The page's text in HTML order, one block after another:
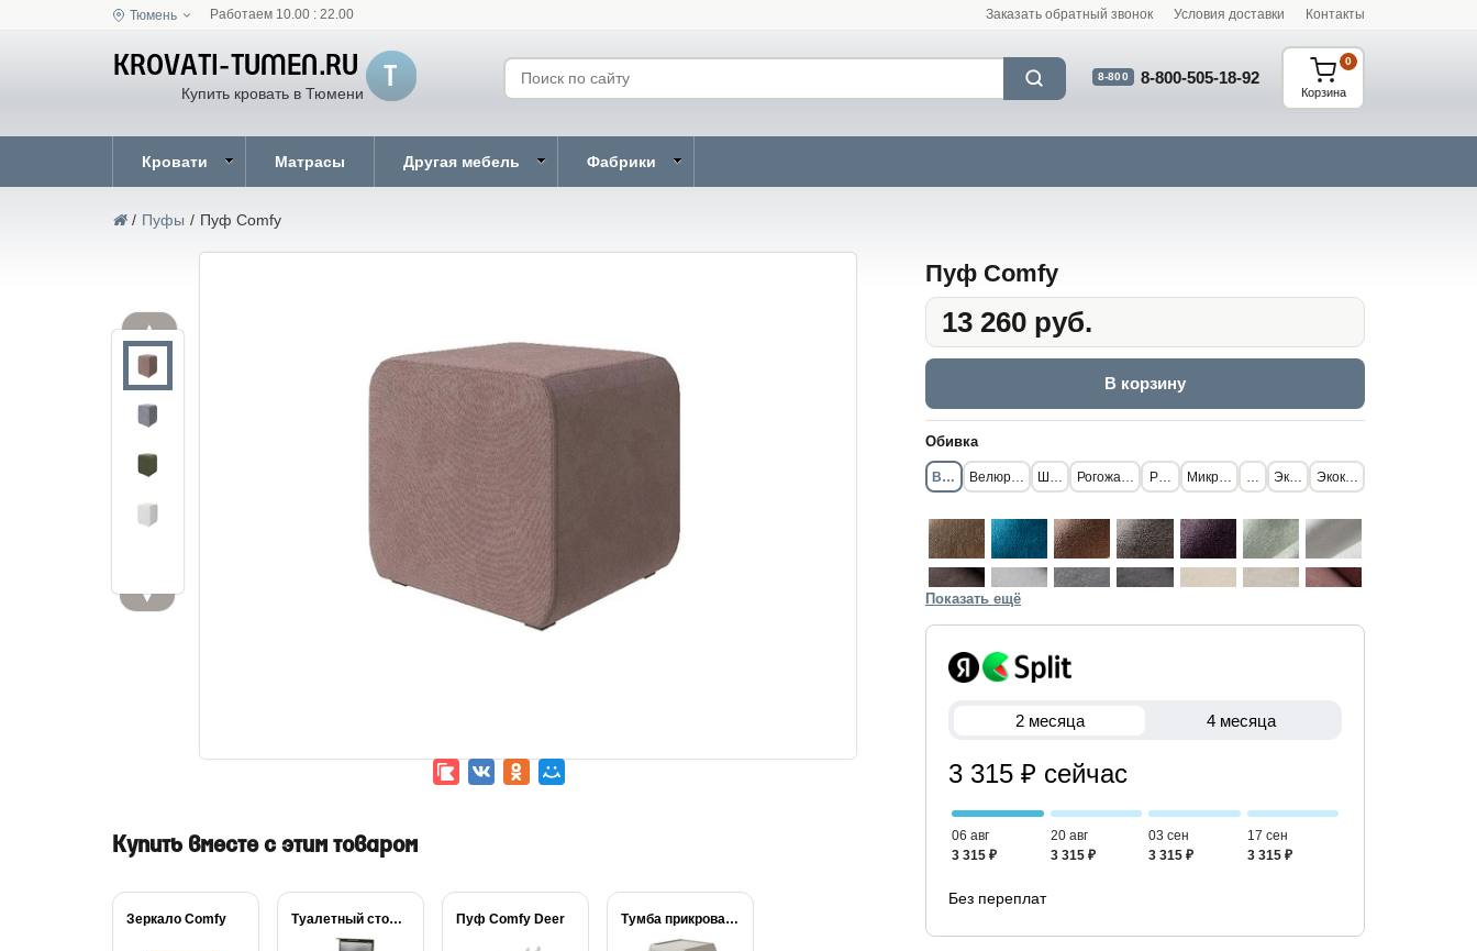
Тюмень Работаем 10.00 : 22.00 Заказать обратный звонок Условия доставки Контакты
Купить кровать в Тюмени
8-800 8-800-505-18-92
Корзина
0
Кровати Матрасы Другая мебель Фабрики
/ Пуфы / Пуф Comfy
▲
▼
Пуф Comfy
13 260 руб.
В корзину
Обивка
ВелюрВелюр премиумШерстьРогожа стандартРогожкаМикрофибраФлокЭкокожаЭкокожа Lux
Показать ещё
2 месяца 4 месяца
3 315 ₽ сейчас
06 авг
3 315 ₽
20 авг
3 315 ₽
03 сен
3 315 ₽
17 сен
3 315 ₽
Без переплат
Купить вместе с этим товаром
Зеркало Comfy Туалетный стол с... Пуф Comfy Deer Тумба прикроватная Comfy